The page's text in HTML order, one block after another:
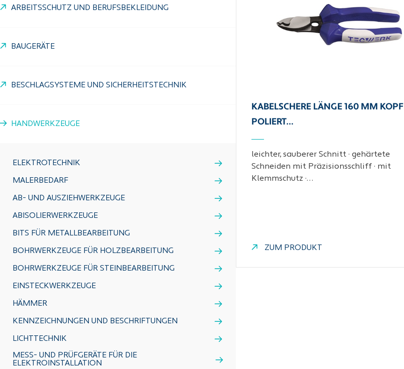
ARBEITSSCHUTZ UND BERUFSBEKLEIDUNG
BAUGERÄTE
BESCHLAGSYSTEME UND SICHERHEITSTECHNIK
HANDWERKZEUGE
ELEKTROTECHNIK
MALERBEDARF
AB- UND AUSZIEHWERKZEUGE
ABISOLIERWERKZEUGE
BITS FÜR METALLBEARBEITUNG
BOHRWERKZEUGE FÜR HOLZBEARBEITUNG
BOHRWERKZEUGE FÜR STEINBEARBEITUNG
EINSTECKWERKZEUGE
HÄMMER
KENNZEICHNUNGEN UND BESCHRIFTUNGEN
LICHTTECHNIK
MESS- UND PRÜFGERÄTE FÜR DIE
ELEKTROINSTALLATION
KABELSCHERE LÄNGE 160 MM KOPF
POLIERT…
leichter, sauberer Schnitt · gehärtete
Schneiden mit Präzisionsschliff · mit
Klemmschutz ·…
ZUM PRODUKT